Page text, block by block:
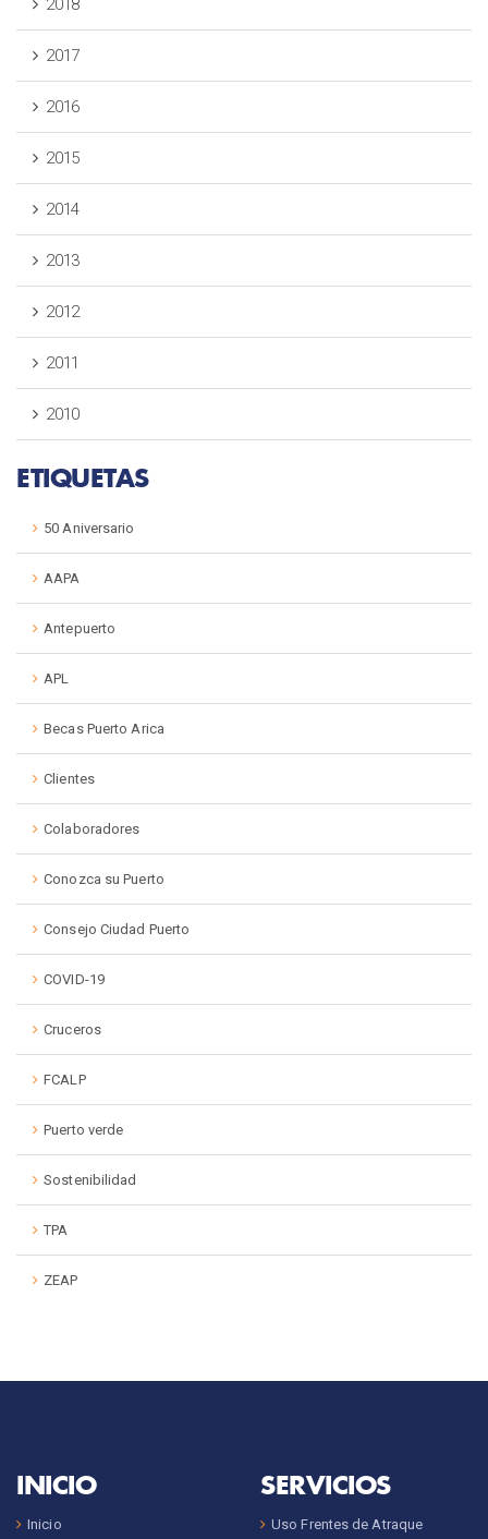
2017
2016
2015
2014
2013
2012
2011
2010
ETIQUETAS
50 Aniversario
AAPA
Antepuerto
APL
Becas Puerto Arica
Clientes
Colaboradores
Conozca su Puerto
Consejo Ciudad Puerto
COVID-19
Cruceros
FCALP
Puerto verde
Sostenibilidad
TPA
ZEAP
INICIO
Inicio
SERVICIOS
Uso Frentes de Atraque